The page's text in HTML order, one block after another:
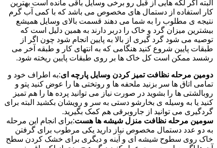
البته اگر لکه هایی از قبل رو برخی وسایل باقی مانده است بهترین
کار استفاده از دستمال های مخصوص می باشد که با کمی آب گرم
نتیجه ی مطلوب را به شما می دهند قسمت بالای وسایل همیشع
بیشترین میزان گرد و خاک را دربر دارند به همین دلیل است که
توصیه می شود گرد گیری از بالا به پایین انجام شود چون اگر از
طبقات پایین شروع کنید هنگامی که به انتهای کار و طبقه آخر می
رشسد ممکن است کل خاک ها بر روی طبقات پایین ریخته شود.
دومین مرحله نظافت تمیز کردن وسایل پارچه ای:به اطراف خود و
تمامی اتاق ها سر بزنید ملحفه ها و روتختی ها را عوض کنید پتو و
روبالشتی ها را بشوید در صورت نیاز می توانید پرده ها را هم تمیز
کنید یا به وسیله ی بخارشو دستی به سر و رویشان بکشید البته برای
گردگیری می توانید از جاروبرقی هم کمک بگیرید.
سومین مرحله نظافت منزل شیشه ها هست:برای انجام این مرحله
به دو عدد دستمال مخصوص نیاز دارید یکی مرطوب برای گرفتن
خاک روی سطوح شیشه ای و آینه و دیگری برای خشک کردن سطح